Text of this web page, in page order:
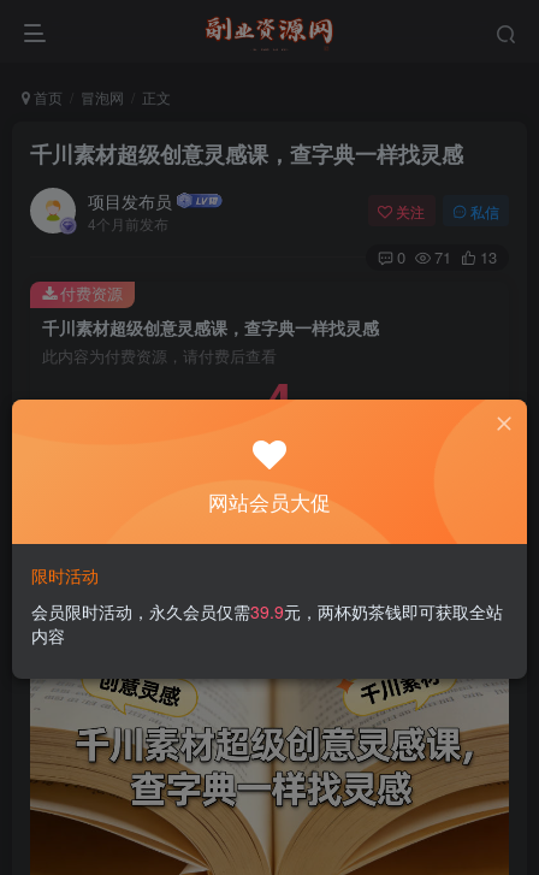
首页 冒泡网 正文
千川素材超级创意灵感课，查字典一样找灵感
项目发布员
4个月前发布
关注 私信
0 71 13
千川素材超级创意灵感课，查字典一样找灵感
此内容为付费资源，请付费后查看
4
付费资源
千川素材超级创意灵感课，查字典一样找灵感
网站会员大促
限时活动
会员限时活动，永久会员仅需39.9元，两杯奶茶钱即可获取全站
内容